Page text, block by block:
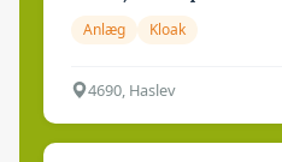
Anlæg Kloak
4690, Haslev